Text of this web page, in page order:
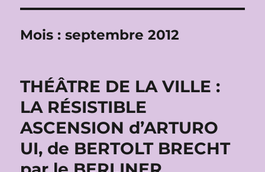
Mois :septembre 2012
THÉÂTRE DE LA VILLE :
LA RÉSISTIBLE
ASCENSION d’ARTURO
UI, de BERTOLT BRECHT